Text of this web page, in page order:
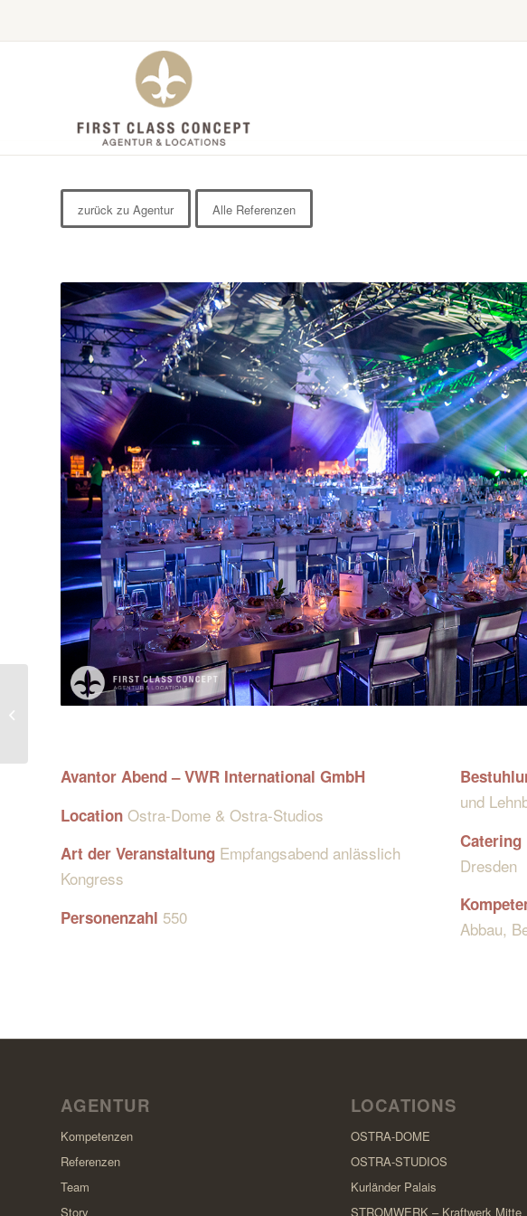
zurück zu Agentur Alle Referenzen
Avantor Abend – VWR International GmbH
Location Ostra-Dome & Ostra-Studios
Art der Veranstaltung Empfangsabend anlässlich
Kongress
Personenzahl 550
und
Catering
Dresden
Abbau,
AGENTUR
Kompetenzen
Referenzen
Team
Story
LOCATIONS
OSTRA-DOME
OSTRA-STUDIOS
Kurländer Palais
STROMWERK – Kraftwerk Mitte
SPD Gala-